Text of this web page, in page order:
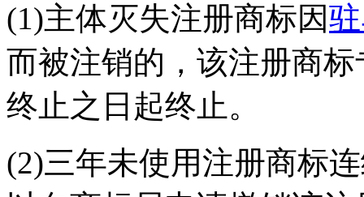
(1)主体灭失注册商标因
而被注销的，该注册商
终止之日起终止。
(2)三年未使用注册商标